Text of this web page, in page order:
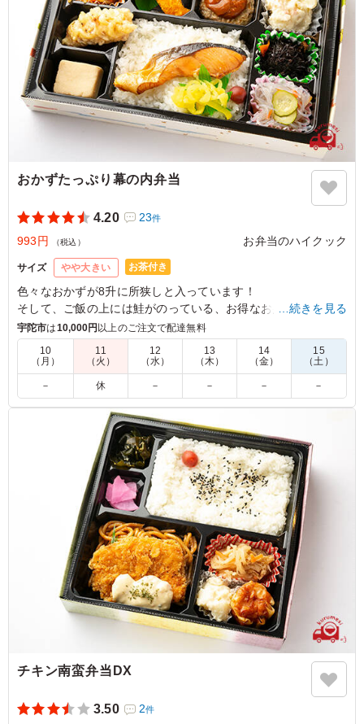
おかずたっぷり幕の内弁当
4.20 23件
993円 （税込） お弁当のハイクック
サイズ やや大きい お茶付き
色々なおかずが8升に所狭しと入っています！
そして、ご飯の上には鮭がのっている、お得なお弁当です！
4.5 シュウキョウホウジン ホウエイジ
物価高の現在にこの値段で紅ジャケは感動もの。副菜の味
も良い仕事してます。ご飯もカチカチではなくて程よく柔
らかくとても食べやすいです。 ただ一点、海老フライが
油切れが悪いのと衣だけ大きいので、素材の大きさは予算
にお任せするとして、衣はあえてボリュームを下げて衣薄
目で良いのではないだろうか？ まぁ好みですが。
ご利用シーン：イベント運営›イベントスタッフ
奈良県桜井市橋本2024/11/07
…続きを見る
宇陀市は10,000円以上のご注文で配達無料
10
（月）
11
（火）
12
（水）
13
（木）
14
（金）
15
（土）
－ 休 － － － －
チキン南蛮弁当DX
3.50 2件